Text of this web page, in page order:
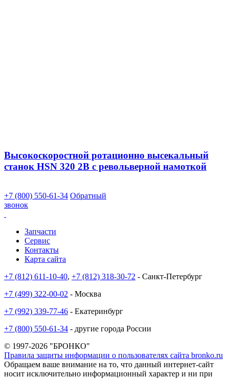
Высокоскоростной ротационно высекальный
станок HSN 320 2B с револьверной намоткой
+7 (800) 550-61-34 Обратный
звонок
Запчасти
Сервис
Контакты
Карта сайта
+7 (812) 611-10-40, +7 (812) 318-30-72 - Санкт-Петербург
+7 (499) 322-00-02 - Москва
+7 (992) 339-77-46 - Екатеринбург
+7 (800) 550-61-34 - другие города России
© 1997-2026 "БРОНКО"
Правила защиты информации о пользователях сайта bronko.ru
Обращаем ваше внимание на то, что данный интернет-сайт
носит исключительно информационный характер и ни при